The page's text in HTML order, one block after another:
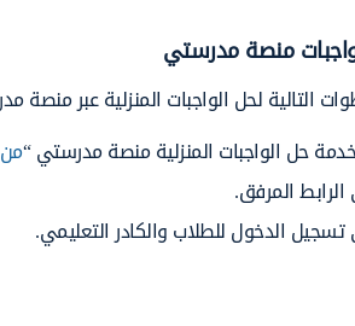
منصة مدرستي
التالية لحل الواجبات المنزلية عبر منصة
حل الواجبات المنزلية منصة مدرستي “
الرابط المرفق.
تسجيل الدخول للطلاب والكادر التعليمي.